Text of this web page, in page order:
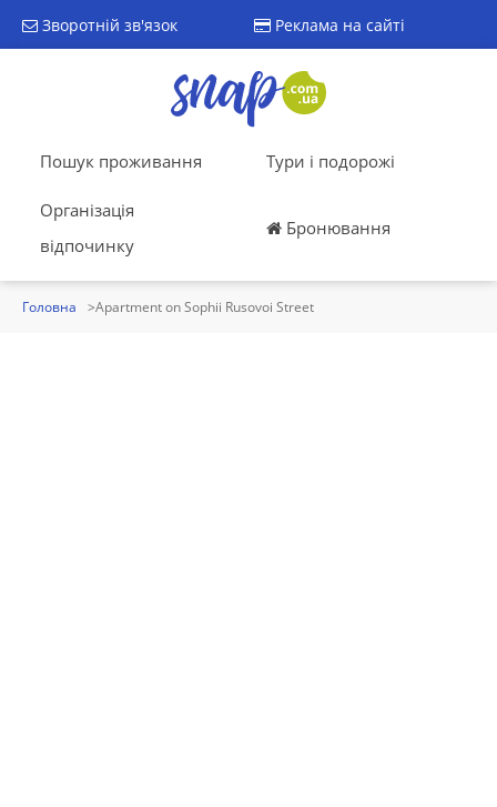
Зворотній зв'язок Реклама на сайті
Пошук проживання Тури і подорожі
Організація
відпочинку
Бронювання
Головна Apartment on Sophii Rusovoi Street